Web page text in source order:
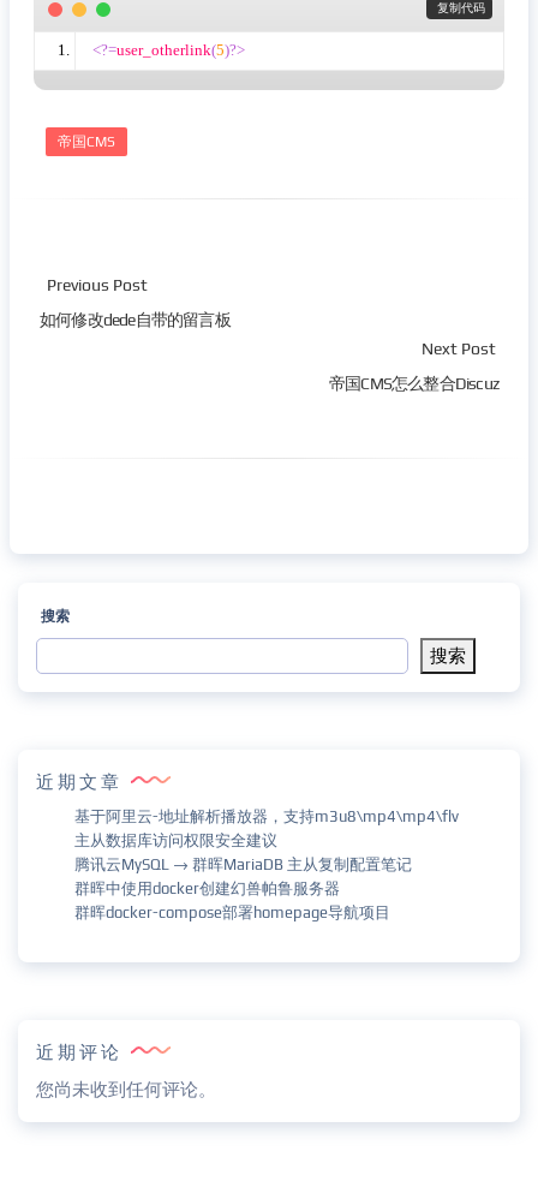
复制代码
<?=user_otherlink(5)?>
帝国CMS
Previous Post
如何修改dede自带的留言板
Next Post
帝国CMS怎么整合Discuz
搜索
搜索
近期文章
基于阿里云-地址解析播放器，支持m3u8\mp4\mp4\flv
主从数据库访问权限安全建议
腾讯云MySQL → 群晖MariaDB 主从复制配置笔记
群晖中使用docker创建幻兽帕鲁服务器
群晖docker-compose部署homepage导航项目
近期评论
您尚未收到任何评论。